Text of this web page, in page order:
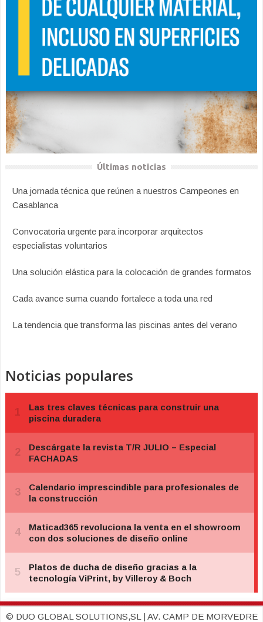
Últimas noticias
Una jornada técnica que reúnen a nuestros Campeones en
Casablanca
Convocatoria urgente para incorporar arquitectos
especialistas voluntarios
Una solución elástica para la colocación de grandes formatos
Cada avance suma cuando fortalece a toda una red
La tendencia que transforma las piscinas antes del verano
Noticias populares
© DUO GLOBAL SOLUTIONS,SL | AV. CAMP DE MORVEDRE